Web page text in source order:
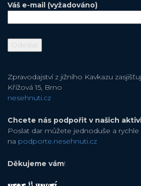
Váš e-mail (vyžadováno)
Zpravodajství z jižního Kavkazu
Křížová 15, Brno
nesehnuti.cz
Chcete nás podpořit v našich
Poslat dar můžete jednoduše a rychle
na podporte.nesehnuti.cz
Děkujeme vám!